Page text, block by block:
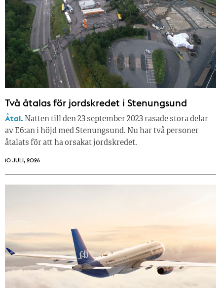
Två åtalas för jordskredet i Stenungsund
Åtal. Natten till den 23 september 2023 rasade stora delar
av E6:an i höjd med Stenungsund. Nu har två personer
åtalats för att ha orsakat jordskredet.
10 JULI, 2026